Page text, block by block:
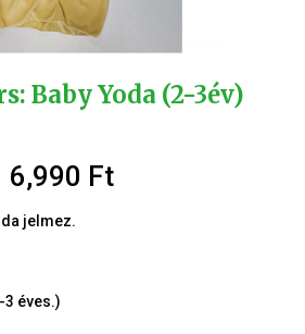
Baby Yoda (2-3év)
6,990 Ft
jelmez.
3 éves.)